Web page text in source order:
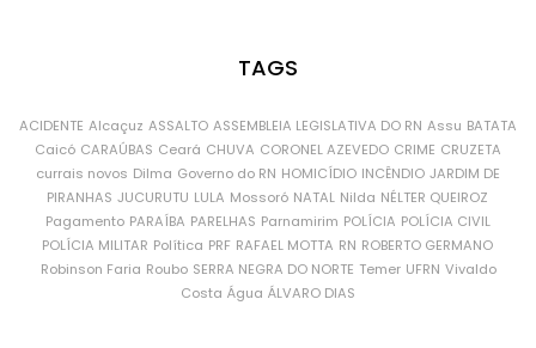
TAGS
ACIDENTE Alcaçuz ASSALTO ASSEMBLEIA LEGISLATIVA DO RN Assu BATATA
Caicó CARAÚBAS Ceará CHUVA CORONEL AZEVEDO CRIME CRUZETA
currais novos Dilma Governo do RN HOMICÍDIO INCÊNDIO JARDIM DE
PIRANHAS JUCURUTU LULA Mossoró NATAL Nilda NÉLTER QUEIROZ
Pagamento PARAÍBA PARELHAS Parnamirim POLÍCIA POLÍCIA CIVIL
POLÍCIA MILITAR Política PRF RAFAEL MOTTA RN ROBERTO GERMANO
Robinson Faria Roubo SERRA NEGRA DO NORTE Temer UFRN Vivaldo
Costa Água ÁLVARO DIAS